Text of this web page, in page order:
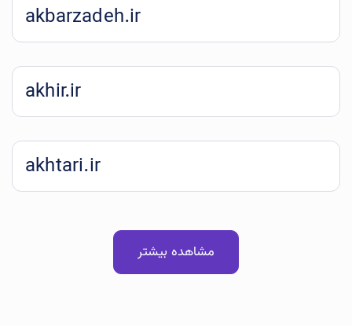
akbarzadeh.ir
akhir.ir
akhtari.ir
مشاهده بیشتر